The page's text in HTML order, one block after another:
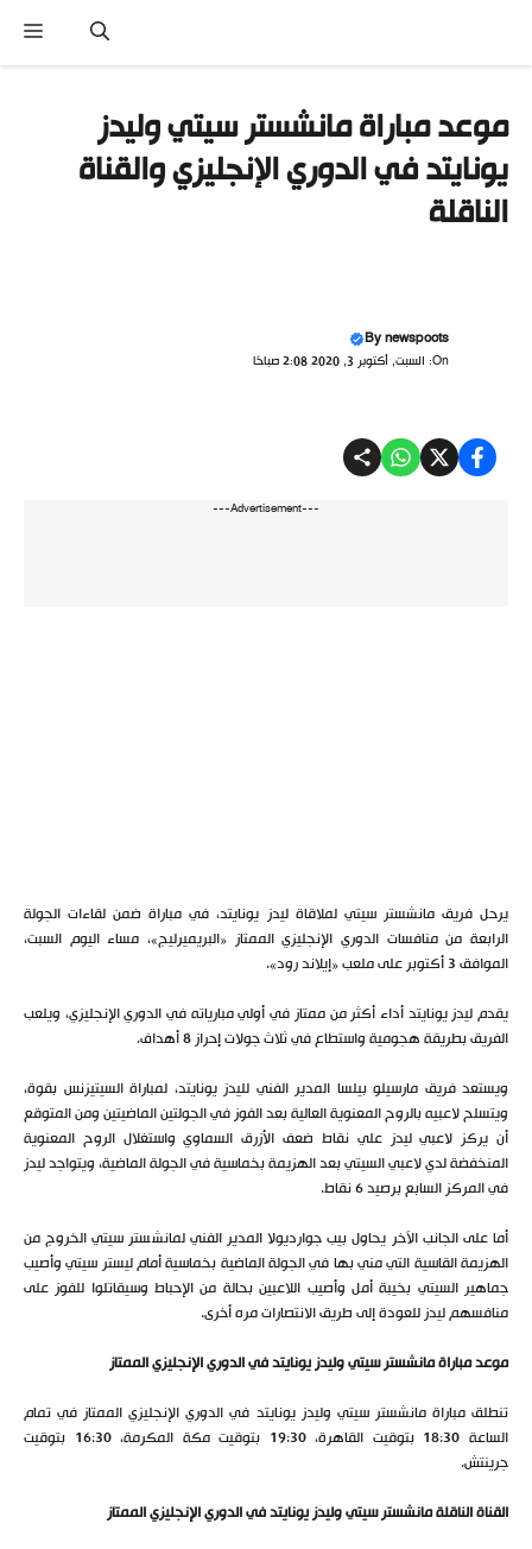
موعد مباراة مانشستر سيتي وليدز
يونايتد في الدوري الإنجليزي والقناة
الناقلة
Bynewspoots
On: السبت, أكتوبر 3, 2020 2:08 صباحًا
---Advertisement---
يرحل فريق مانشستر سيتي لملاقاة ليدز يونايتد، في مباراة ضمن لقاءات الجولة
الرابعة من منافسات الدوري الإنجليزي الممتاز «البريميرليج»، مساء اليوم السبت،
الموافق 3 أكتوبر على ملعب «إيلاند رود».
يقدم ليدز يونايتد أداء أكثر من ممتاز في أولي مبارياته في الدوري الإنجليزي، ويلعب
الفريق بطريقة هجومية واستطاع في ثلاث جولات إحراز 8 أهداف.
ويستعد فريق مارسيلو بيلسا المدير الفني لليدز يونايتد، لمباراة السيتيزنس بقوة،
ويتسلح لاعبيه بالروح المعنوية العالية بعد الفوز في الجولتين الماضيتين ومن المتوقع
أن يركز لاعبي ليدز علي نقاط ضعف الأزرق السماوي واستغلال الروح المعنوية
المنخفضة لدي لاعبي السيتي بعد الهزيمة بخماسية في الجولة الماضية، ويتواجد ليدز
في المركز السابع برصيد 6 نقاط.
أما على الجانب الآخر يحاول بيب جوارديولا المدير الفني لمانشستر سيتي الخروج من
الهزيمة القاسية التي مني بها في الجولة الماضية بخماسية أمام ليستر سيتي وأصيب
جماهير السيتي بخيبة أمل وأصيب اللاعبين بحالة من الإحباط وسيقاتلوا للفوز على
منافسهم ليدز للعودة إلى طريق الانتصارات مره أخرى.
موعد مباراة مانشستر سيتي وليدز يونايتد في الدوري الإنجليزي الممتاز
تنطلق مباراة مانشستر سيتي وليدز يونايتد في الدوري الإنجليزي الممتاز في تمام
الساعة 18:30 بتوقيت القاهرة، 19:30 بتوقيت مكة المكرمة، 16:30 بتوقيت
جرينتش.
القناة الناقلة مانشستر سيتي وليدز يونايتد في الدوري الإنجليزي الممتاز